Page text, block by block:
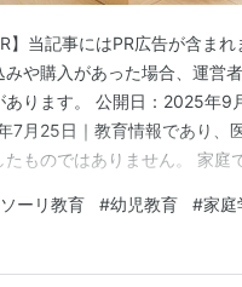
】当記事にはPR広告が含ま
みや購入があった場合、運営
あります。 公開日：2025年9
7月25日｜教育情報であり、
たものではありません。 家庭
整えます。 家庭でモンテッソ
初に高価な教具を買う必要はあ
の手が届く場所へ活動を一つ
ーリ教育 #幼児教育 #家庭